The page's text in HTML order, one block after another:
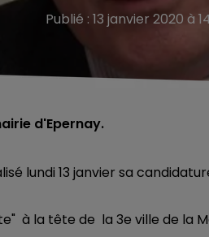
Publié : 13 janvier 2020 à
d'Epernay.
lundi 13 janvier sa
à la tête de la 3e ville de la